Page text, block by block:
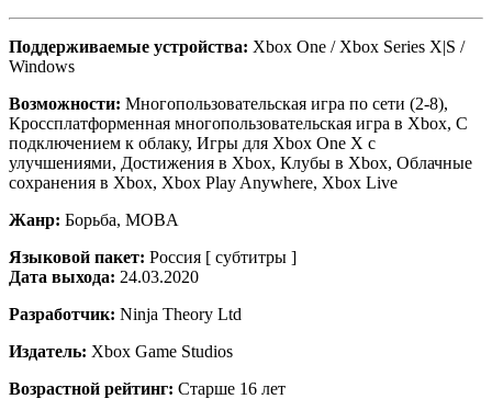
Поддерживаемые устройства: Xbox One / Xbox Series X|S /
Windows
Возможности: Многопользовательская игра по сети (2-8),
Кроссплатформенная многопользовательская игра в Xbox, С
подключением к облаку, Игры для Xbox One X с
улучшениями, Достижения в Xbox, Клубы в Xbox, Облачные
сохранения в Xbox, Xbox Play Anywhere, Xbox Live
Жанр: Борьба, MOBA
Языковой пакет: Россия [ субтитры ]
Дата выхода: 24.03.2020
Разработчик: Ninja Theory Ltd
Издатель: Xbox Game Studios
Возрастной рейтинг: Старше 16 лет